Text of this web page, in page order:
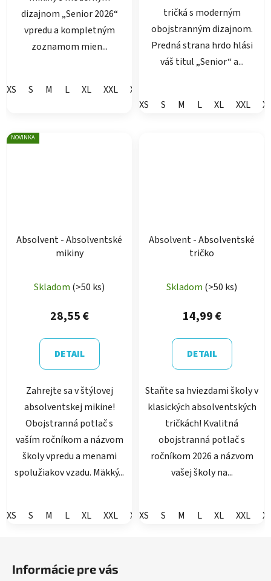
dizajnom „Senior 2026“
vpredu a kompletným
zoznamom mien...
XS S M L XL XXL XXXL
tričká s moderným
obojstranným dizajnom.
Predná strana hrdo hlási
váš titul „Senior“ a...
XS S M L XL XXL
NOVINKA
Absolvent - Absolventské
mikiny
Skladom (>50 ks)
28,55 €
DETAIL
Zahrejte sa v štýlovej
absolventskej mikine!
Obojstranná potlač s
vaším ročníkom a názvom
školy vpredu a menami
spolužiakov vzadu. Mäkký...
XS S M L XL XXL XXXL
Absolvent - Absolventské
tričko
Skladom (>50 ks)
14,99 €
DETAIL
Staňte sa hviezdami školy v
klasických absolventských
tričkách! Kvalitná
obojstranná potlač s
ročníkom 2026 a názvom
vašej školy na...
XS S M L XL XXL
Informácie pre vás